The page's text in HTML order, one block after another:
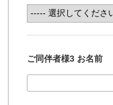
ご同伴者様3 お名前